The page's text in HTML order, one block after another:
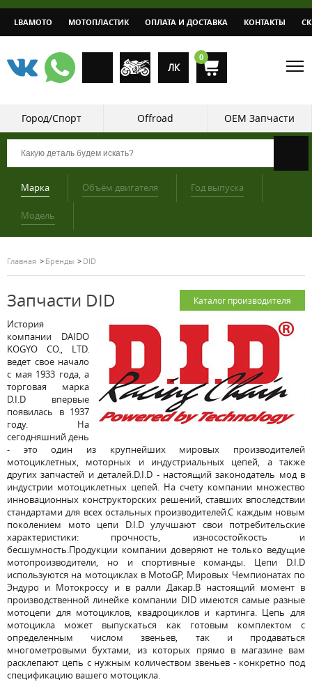
LBAMOTO МОТОПЛАСТИК ОПЛАТА И ДОСТАВКА КОНТАКТЫ
ЛК
0
Город/Спорт Offroad OEM Запчасти
Марка Объём двигателя Год выпуска
Модель
Главная Бренды DID
Запчасти DID Каталог производителя
История
компании DAIDO
KOGYO CO., LTD.
ведет свое начало
с мая 1933 года, а
торговая марка
D.I.D впервые
появилась в 1937
году. На
сегодняшний день
- это один из крупнейших мировых производителей
мотоциклетных, моторных и индустриальных цепей, а также
других запчастей и деталей.D.I.D - настоящий законодатель мод в
индустрии мотоциклетных цепей. На счету компании множество
инновационных конструкторских решений, ставших впоследствии
стандартами для всех остальных производителей.С каждым новым
поколением мото цепи D.I.D улучшают свои потребительские
характеристики: прочность, износостойкость и
бесшумность.Продукции компании доверяют не только ведущие
мотопроизводители, но и спортивные команды. Цепи D.I.D
используются на мотоциклах в MotoGP, Мировых Чемпионатах по
Эндуро и Мотокроссу и в ралли Дакар.В настоящий момент в
производственной линейке компании DID имеются самые разные
мотоцепи для мотоциклов, квадроциклов и картинга. Цепь для
мотоцикла может выпускаться как готовым комплектом с
определенным числом звеньев, так и продаваться
многометровыми бухтами, из которых прямо в магазине вам
расклепают цепь с нужным количеством звеньев - конкретно под
спецификацию вашего мотоцикла.